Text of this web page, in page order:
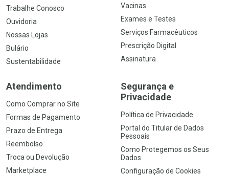
Trabalhe Conosco
Ouvidoria
Nossas Lojas
Bulário
Sustentabilidade
Vacinas
Exames e Testes
Serviços Farmacêuticos
Prescrição Digital
Assinatura
Atendimento
Como Comprar no Site
Formas de Pagamento
Prazo de Entrega
Reembolso
Troca ou Devolução
Marketplace
Segurança e
Privacidade
Política de Privacidade
Portal do Titular de Dados
Pessoais
Como Protegemos os Seus
Dados
Configuração de Cookies